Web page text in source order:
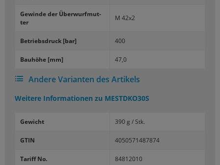
Ge­win­de der Über­wurf­mut­
ter
M 42x2
Be­triebs­druck [bar] 400
Bau­hö­he [mm] 47,0
Andere Varianten des Artikels
Weitere Informationen zu MESTDKO30S
Gewicht 390 g / Stk.
GTIN 4050571487874
Tariff No. 84812010